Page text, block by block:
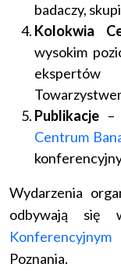
badaczy,
Kolokwia
wysokim
Publikacje –
Centrum
Wydarzenia
odbywają
Poznania.